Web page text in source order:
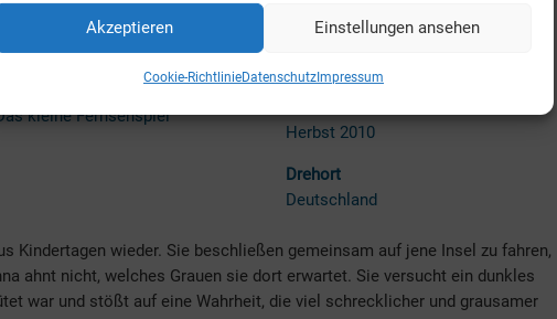
Akzeptieren Einstellungen ansehen
Cookie-RichtlinieDatenschutzImpressum
Film Ost
Film
kleine Fernsehspiel
Release
Herbst 2010
Drehort
Deutschland
Kindertagen wieder. Sie beschließen gemeinsam auf jene Insel zu fahren,
ahnt nicht, welches Grauen sie dort erwartet. Sie versucht ein dunkles
war und stößt auf eine Wahrheit, die viel schrecklicher und grausamer